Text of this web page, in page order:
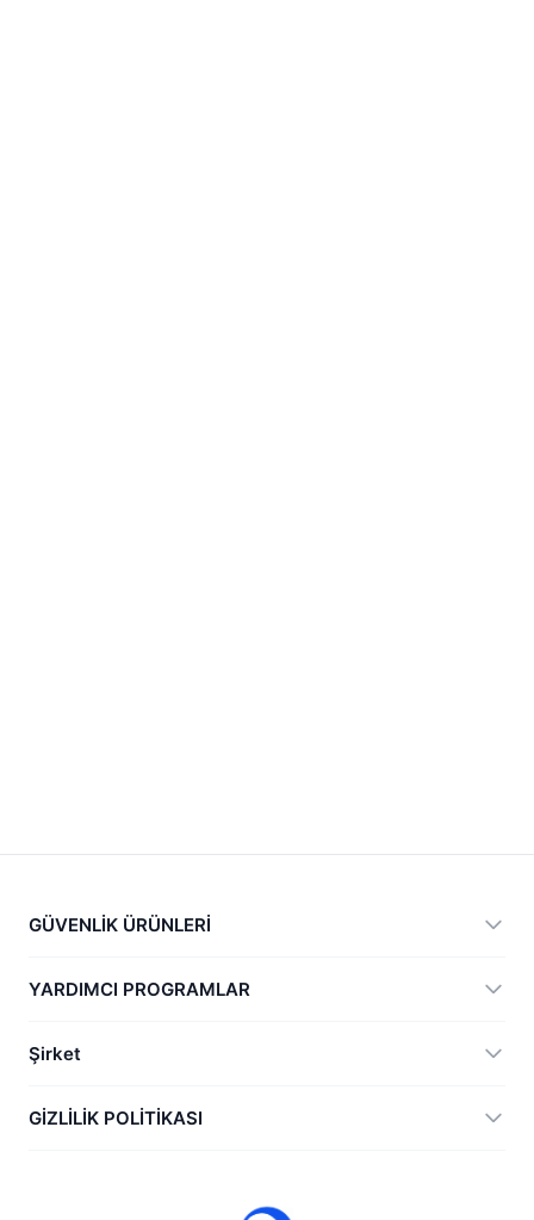
GÜVENLİK ÜRÜNLERİ
Anti-Ransomware Tool
YARDIMCI PROGRAMLAR
360 Zip
RecoverlyX
Şirket
Yardım
GİZLİLİK POLİTİKASI